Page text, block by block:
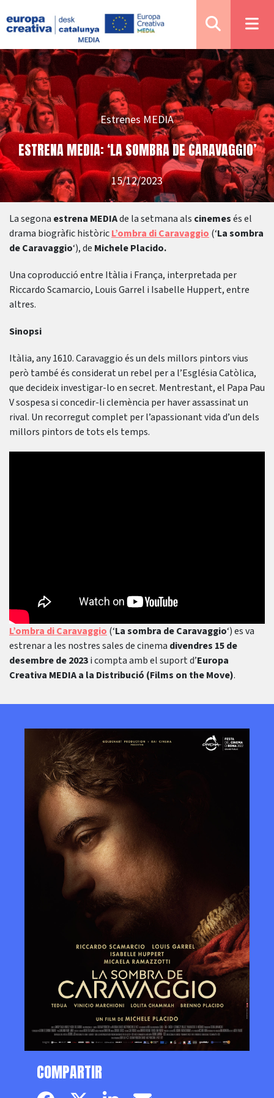
Estrenes MEDIA
ESTRENA MEDIA: ‘LA SOMBRA DE CARAVAGGIO’
15/12/2023
La segona estrena MEDIAde la setmana als cinemesés el
drama biogràfic històricL’ombra di Caravaggio (‘La sombra
de Caravaggio‘), de Michele Placido.
Una coproducció entre Itàlia i França, interpretada per
Riccardo Scamarcio, Louis Garrel i Isabelle Huppert, entre
altres.
Sinopsi
Itàlia, any 1610. Caravaggio és un dels millors pintors vius
però també és considerat un rebel per a l’Església Catòlica,
que decideix investigar-lo en secret. Mentrestant, el Papa Pau
V sospesa si concedir-li clemència per haver assassinat un
rival. Un recorregut complet per l’apassionant vida d’un dels
millors pintors de tots els temps.
L’ombra di Caravaggio (‘La sombra de Caravaggio‘) es va
estrenar a les nostres sales de cinema divendres 15 de
desembre de 2023i compta amb el suport d’Europa
Creativa MEDIA a la Distribució (Films on the Move).
COMPARTIR